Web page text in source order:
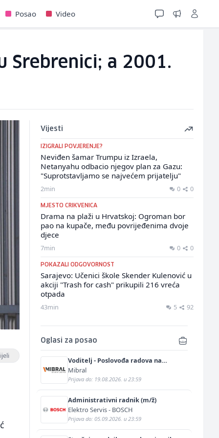
Posao Video
Srebrenici; a 2001.
Vijesti
IZIGRALI POVJERENJE?
Neviđen šamar Trumpu iz Izraela,
Netanyahu odbacio njegov plan za Gazu:
"Suprotstavljamo se najvećem prijatelju"
2min 0 0
MJESTO CRIKVENICA
Drama na plaži u Hrvatskoj: Ogroman bor
pao na kupače, među povrijeđenima dvoje
djece
7min 0 0
POKAZALI ODGOVORNOST
Sarajevo: Učenici škole Skender Kulenović u
akciji "Trash for cash" prikupili 216 vreća
otpada
43min 5 92
Oglasi za posao
Voditelj - Poslovođa radova na
gradilištu (m/ž)
Mibral
Prijava do: 19.08.2026. u 23:59
Administrativni radnik (m/ž)
Elektro Servis - BOSCH
Prijava do: 05.09.2026. u 23:59